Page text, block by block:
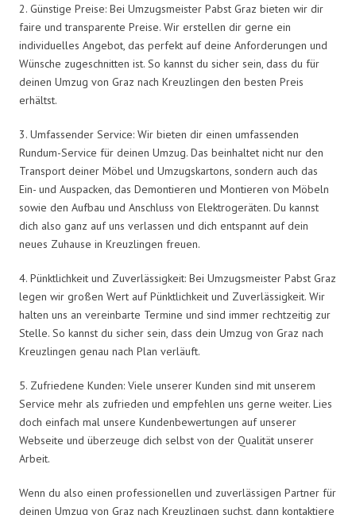
2. Günstige Preise: Bei Umzugsmeister Pabst Graz bieten wir dir
faire und transparente Preise. Wir erstellen dir gerne ein
individuelles Angebot, das perfekt auf deine Anforderungen und
Wünsche zugeschnitten ist. So kannst du sicher sein, dass du für
deinen Umzug von Graz nach Kreuzlingen den besten Preis
erhältst.
3. Umfassender Service: Wir bieten dir einen umfassenden
Rundum-Service für deinen Umzug. Das beinhaltet nicht nur den
Transport deiner Möbel und Umzugskartons, sondern auch das
Ein- und Auspacken, das Demontieren und Montieren von Möbeln
sowie den Aufbau und Anschluss von Elektrogeräten. Du kannst
dich also ganz auf uns verlassen und dich entspannt auf dein
neues Zuhause in Kreuzlingen freuen.
4. Pünktlichkeit und Zuverlässigkeit: Bei Umzugsmeister Pabst Graz
legen wir großen Wert auf Pünktlichkeit und Zuverlässigkeit. Wir
halten uns an vereinbarte Termine und sind immer rechtzeitig zur
Stelle. So kannst du sicher sein, dass dein Umzug von Graz nach
Kreuzlingen genau nach Plan verläuft.
5. Zufriedene Kunden: Viele unserer Kunden sind mit unserem
Service mehr als zufrieden und empfehlen uns gerne weiter. Lies
doch einfach mal unsere Kundenbewertungen auf unserer
Webseite und überzeuge dich selbst von der Qualität unserer
Arbeit.
Wenn du also einen professionellen und zuverlässigen Partner für
deinen Umzug von Graz nach Kreuzlingen suchst, dann kontaktiere